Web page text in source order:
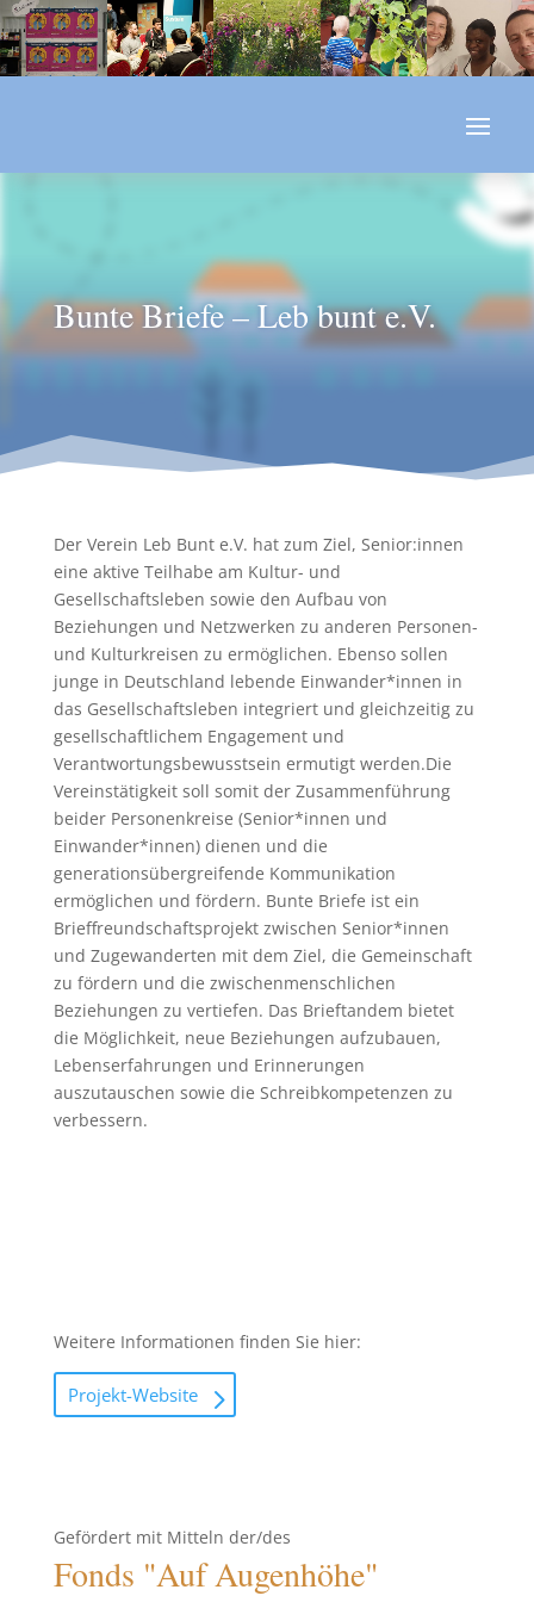
Bunte Briefe – Leb bunt e.V.
Der Verein Leb Bunt e.V. hat zum Ziel, Senior:innen
eine aktive Teilhabe am Kultur- und
Gesellschaftsleben sowie den Aufbau von
Beziehungen und Netzwerken zu anderen Personen-
und Kulturkreisen zu ermöglichen. Ebenso sollen
junge in Deutschland lebende Einwander*innen in
das Gesellschaftsleben integriert und gleichzeitig zu
gesellschaftlichem Engagement und
Verantwortungsbewusstsein ermutigt werden.Die
Vereinstätigkeit soll somit der Zusammenführung
beider Personenkreise (Senior*innen und
Einwander*innen) dienen und die
generationsübergreifende Kommunikation
ermöglichen und fördern. Bunte Briefe ist ein
Brieffreundschaftsprojekt zwischen Senior*innen
und Zugewanderten mit dem Ziel, die Gemeinschaft
zu fördern und die zwischenmenschlichen
Beziehungen zu vertiefen. Das Brieftandem bietet
die Möglichkeit, neue Beziehungen aufzubauen,
Lebenserfahrungen und Erinnerungen
auszutauschen sowie die Schreibkompetenzen zu
verbessern.
Weitere Informationen finden Sie hier:
Projekt-Website
Gefördert mit Mitteln der/des
Fonds "Auf Augenhöhe"